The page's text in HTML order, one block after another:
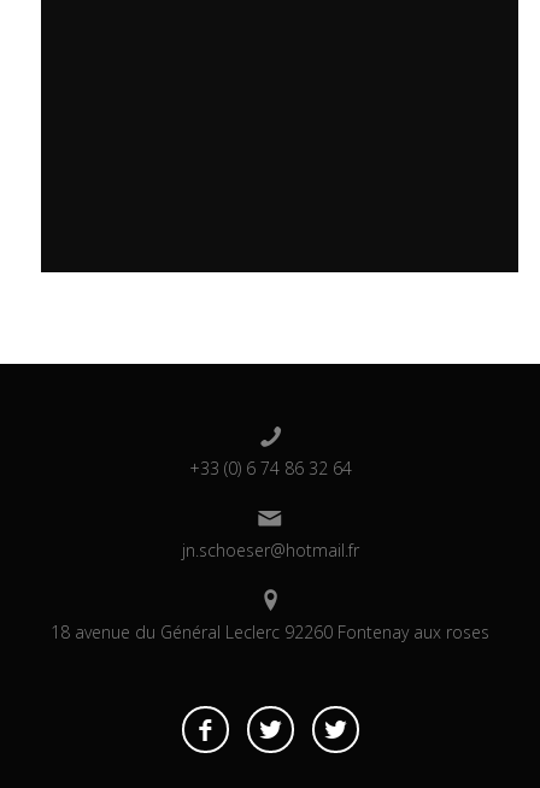
+33 (0) 6 74 86 32 64
jn.schoeser@hotmail.fr
18 avenue du Général Leclerc 92260 Fontenay aux roses